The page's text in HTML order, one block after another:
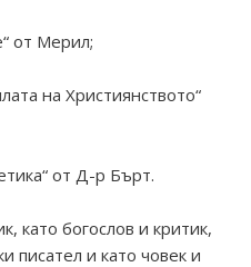
от Мерил;
на Християнството“
от Д-р Бърт.
като богослов и критик,
писател и като човек и